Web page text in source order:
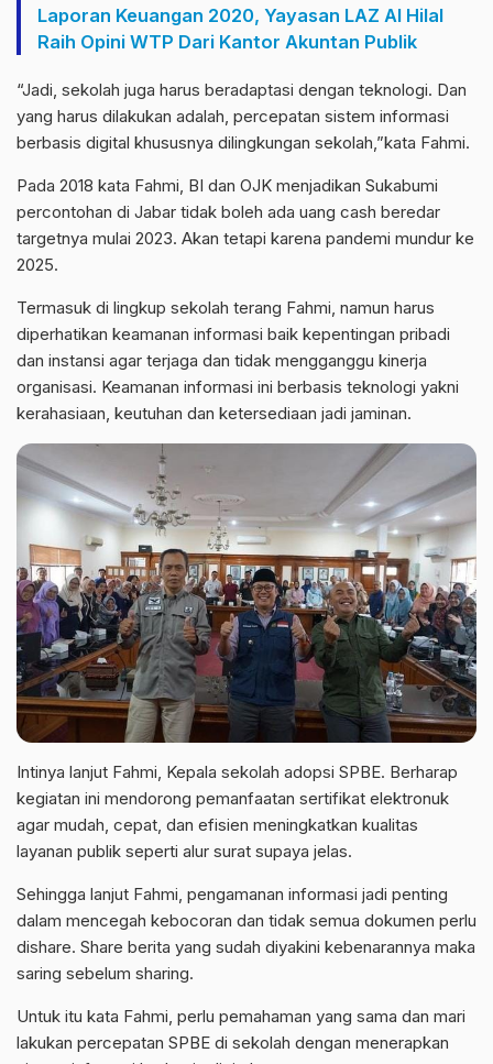
Laporan Keuangan 2020, Yayasan LAZ Al Hilal
Raih Opini WTP Dari Kantor Akuntan Publik
“Jadi, sekolah juga harus beradaptasi dengan teknologi. Dan
yang harus dilakukan adalah, percepatan sistem informasi
berbasis digital khususnya dilingkungan sekolah,”kata Fahmi.
Pada 2018 kata Fahmi, BI dan OJK menjadikan Sukabumi
percontohan di Jabar tidak boleh ada uang cash beredar
targetnya mulai 2023. Akan tetapi karena pandemi mundur ke
2025.
Termasuk di lingkup sekolah terang Fahmi, namun harus
diperhatikan keamanan informasi baik kepentingan pribadi
dan instansi agar terjaga dan tidak mengganggu kinerja
organisasi. Keamanan informasi ini berbasis teknologi yakni
kerahasiaan, keutuhan dan ketersediaan jadi jaminan.
Intinya lanjut Fahmi, Kepala sekolah adopsi SPBE. Berharap
kegiatan ini mendorong pemanfaatan sertifikat elektronuk
agar mudah, cepat, dan efisien meningkatkan kualitas
layanan publik seperti alur surat supaya jelas.
Sehingga lanjut Fahmi, pengamanan informasi jadi penting
dalam mencegah kebocoran dan tidak semua dokumen perlu
dishare. Share berita yang sudah diyakini kebenarannya maka
saring sebelum sharing.
Untuk itu kata Fahmi, perlu pemahaman yang sama dan mari
lakukan percepatan SPBE di sekolah dengan menerapkan